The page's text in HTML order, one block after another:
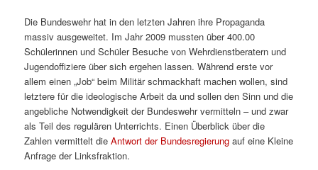
Die Bundeswehr hat in den letzten Jahren ihre Propaganda
massiv ausgeweitet. Im Jahr 2009 mussten über 400.00
Schülerinnen und Schüler Besuche von Wehrdienstberatern und
Jugendoffiziere über sich ergehen lassen. Während erste vor
allem einen „Job“ beim Militär schmackhaft machen wollen, sind
letztere für die ideologische Arbeit da und sollen den Sinn und die
angebliche Notwendigkeit der Bundeswehr vermitteln – und zwar
als Teil des regulären Unterrichts. Einen Überblick über die
Zahlen vermittelt die Antwort der Bundesregierung auf eine Kleine
Anfrage der Linksfraktion.